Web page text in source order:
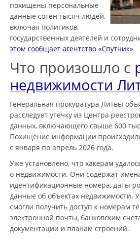
похищены персональные
данные сотен тысяч людей,
включая политиков,
государственных деятелей и
этом сообщает агентство «Спутник».
Что произошло с
недвижимости
Генеральная прокуратура Литвы
расследует утечку из Центра
данных, включающего свыше 600
Похищение информации
с января по апрель 2026 года.
Уже установлено, что хакерам
о недвижимости. Они содержат
идентификационные номера, даты
данные об объектах недвижимости.
смогли получить доступ к номерам
электронной почты, банковским
документации и планам строений.